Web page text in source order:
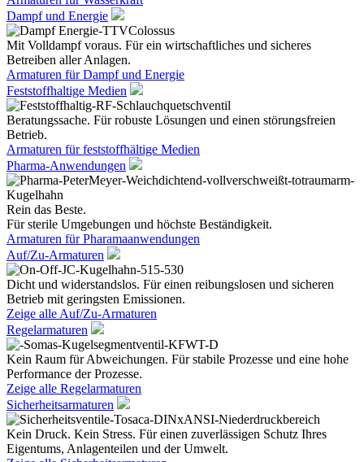
Dampf und Energie
Mit Volldampf voraus. Für ein wirtschaftliches und sicheres
Betreiben aller Anlagen.
Armaturen für Dampf und Energie
Feststoffhaltige Medien
Beratungssache. Für robuste Lösungen und einen störungsfreien
Betrieb.
Armaturen für feststoffhältige Medien
Pharma-Anwendungen
Rein das Beste.
Für sterile Umgebungen und höchste Beständigkeit.
Armaturen für Pharamaanwendungen
Auf/Zu-Armaturen
Dicht und widerstandslos. Für einen reibungslosen und sicheren
Betrieb mit geringsten Emissionen.
Zeige alle Auf/Zu-Armaturen
Regelarmaturen
Kein Raum für Abweichungen. Für stabile Prozesse und eine hohe
Performance der Prozesse.
Zeige alle Regelarmaturen
Sicherheitsarmaturen
Kein Druck. Kein Stress. Für einen zuverlässigen Schutz Ihres
Eigentums, Anlagenteilen und der Umwelt.